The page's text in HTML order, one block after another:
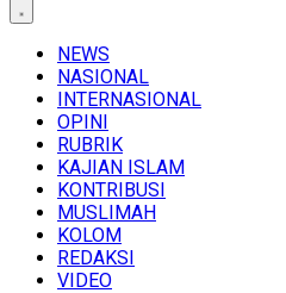
NEWS
NASIONAL
INTERNASIONAL
OPINI
RUBRIK
KAJIAN ISLAM
KONTRIBUSI
MUSLIMAH
KOLOM
REDAKSI
VIDEO